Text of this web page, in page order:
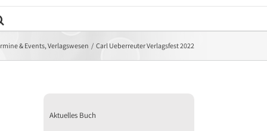
& Events Verlagswesen Carl Ueberreuter Verlagsfest 2022
Aktuelles Buch